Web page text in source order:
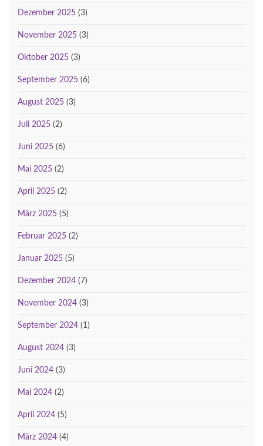
Dezember 2025 (3)
November 2025 (3)
Oktober 2025 (3)
September 2025 (6)
August 2025 (3)
Juli 2025 (2)
Juni 2025 (6)
Mai 2025 (2)
April 2025 (2)
März 2025 (5)
Februar 2025 (2)
Januar 2025 (5)
Dezember 2024 (7)
November 2024 (3)
September 2024 (1)
August 2024 (3)
Juni 2024 (3)
Mai 2024 (2)
April 2024 (5)
März 2024 (4)